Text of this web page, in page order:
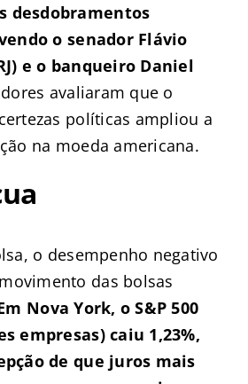
desdobramentos
o senador Flávio
e o banqueiro Daniel
avaliaram que o
políticas ampliou a
na moeda americana.
o desempenho negativo
das bolsas
Nova York, o S&P 500
empresas) caiu 1,23%,
de que juros mais